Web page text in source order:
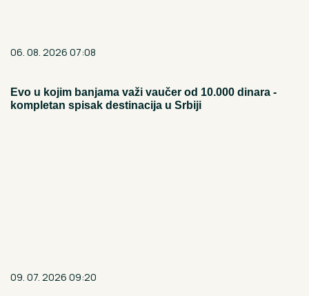
06. 08. 2026 07:08
Evo u kojim banjama važi vaučer od 10.000 dinara -
kompletan spisak destinacija u Srbiji
09. 07. 2026 09:20